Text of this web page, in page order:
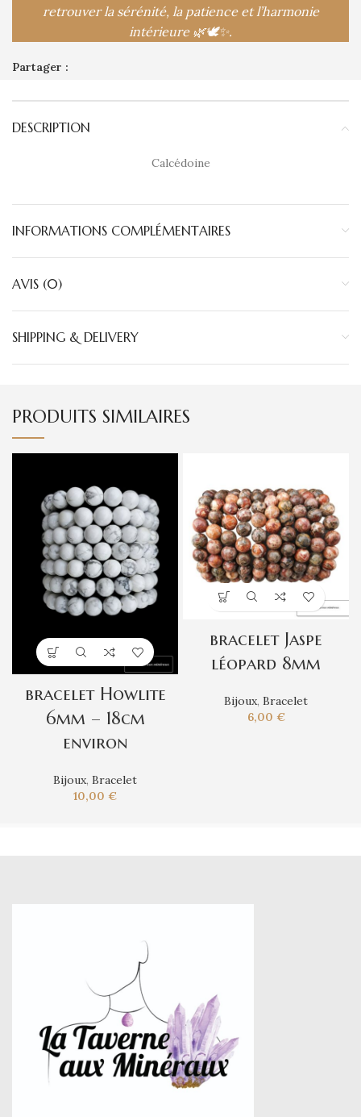
retrouver la sérénité, la patience et l’harmonie
intérieure 🌿🕊️✨.
Partager :
DESCRIPTION
Calcédoine
INFORMATIONS COMPLÉMENTAIRES
AVIS (0)
SHIPPING & DELIVERY
PRODUITS SIMILAIRES
bracelet Howlite
6mm – 18cm
environ
Bijoux, Bracelet
10,00 €
bracelet Jaspe
léopard 8mm
Bijoux, Bracelet
6,00 €